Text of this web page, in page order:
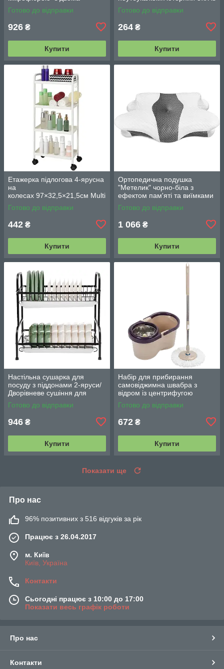
змінними насадками M06
42см
Готово до відправки
926 ₴
Купити
вентиляцією
Готово до відправки
264 ₴
Купити
Етажерка підлогова 4-ярусна
на
колесах 97×32,5×21,5см Multi
fucntion Rack JC606
/ Підлогова вузька стелаж-
Готово до відправки
442 ₴
Купити
Ортопедична подушка
"Метелик" чорно-біла з
ефектом пам'яті та виїмками
для рук/ Анатомічна подушка
для голови, шиї
Готово до відправки
1 066 ₴
Купити
Настільна сушарка для
посуду з піддонами 2-яруси/
Дворівневе сушіння для
посуду Double Layered
Kitchen Rack
Готово до відправки
946 ₴
Купити
Набір для прибирання
самовіджимна швабра з
відром із центрифугою
Rotating Mop 360/Троба
швабра стрічка
Готово до відправки
672 ₴
Купити
Показати ще
Про нас
96% позитивних з 516 відгуків за рік
Працює з 26.04.2017
м. Київ
Київ, Україна
Контакти
Сьогодні працює з 10:00 до 17:00
Показати весь графік роботи
Про нас
Контакти